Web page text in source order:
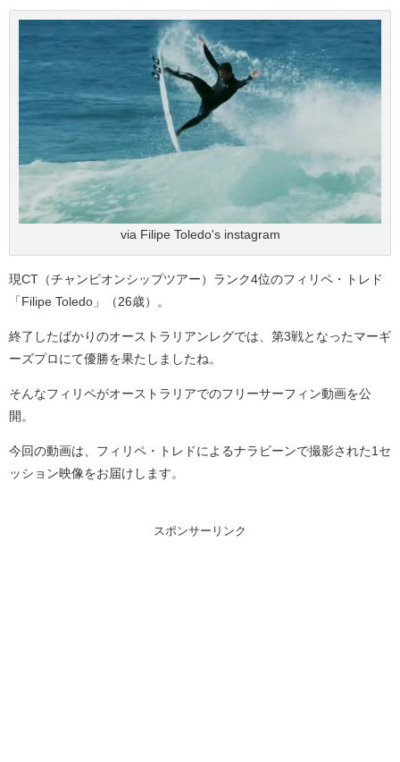
via Filipe Toledo's instagram
現CT（チャンピオンシップツアー）ランク4位のフィリペ・トレド
「Filipe Toledo」（26歳）。
終了したばかりのオーストラリアンレグでは、第3戦となったマーギ
ーズプロにて優勝を果たしましたね。
そんなフィリペがオーストラリアでのフリーサーフィン動画を公
開。
今回の動画は、フィリペ・トレドによるナラビーンで撮影された1セ
ッション映像をお届けします。
スポンサーリンク